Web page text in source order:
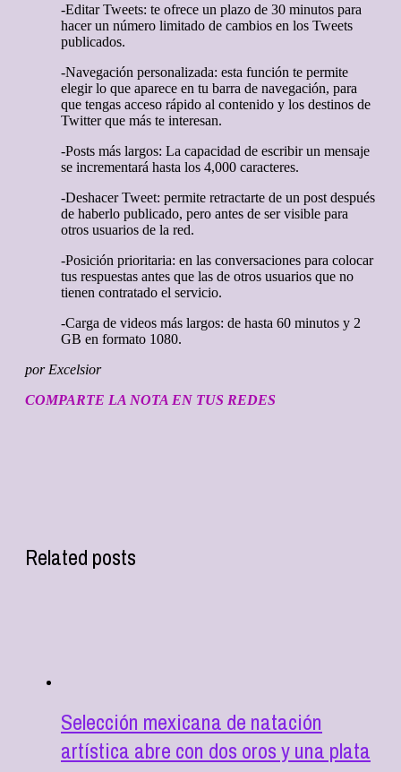
-Editar Tweets: te ofrece un plazo de 30 minutos para
hacer un número limitado de cambios en los Tweets
publicados.
-Navegación personalizada: esta función te permite
elegir lo que aparece en tu barra de navegación, para
que tengas acceso rápido al contenido y los destinos de
Twitter que más te interesan.
-Posts más largos: La capacidad de escribir un mensaje
se incrementará hasta los 4,000 caracteres.
-Deshacer Tweet: permite retractarte de un post después
de haberlo publicado, pero antes de ser visible para
otros usuarios de la red.
-Posición prioritaria: en las conversaciones para colocar
tus respuestas antes que las de otros usuarios que no
tienen contratado el servicio.
-Carga de videos más largos: de hasta 60 minutos y 2
GB en formato 1080.
por Excelsior
COMPARTE LA NOTA EN TUS REDES
Related posts
Selección mexicana de natación
artística abre con dos oros y una plata